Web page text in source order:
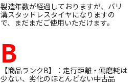
製造年数が経過しておりますが、バリ
溝スタッドレスタイヤになりますの
で、まだまだご使用いただけます。
B
【商品ランクB】：走行距離・偏磨耗は
少ない、劣化のほとんどない中古品